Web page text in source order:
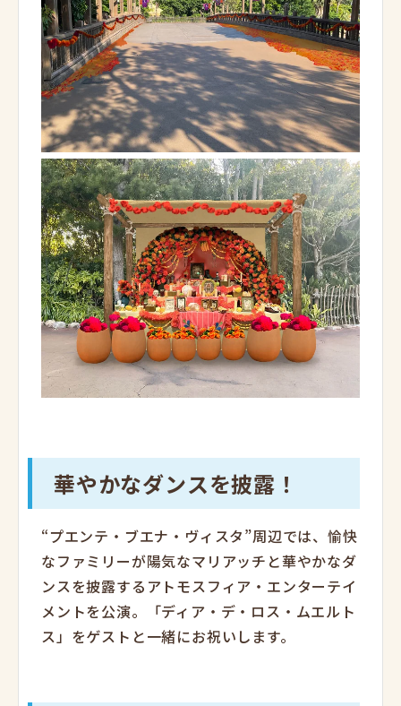
華やかなダンスを披露！
“プエンテ・ブエナ・ヴィスタ”周辺では、愉快
なファミリーが陽気なマリアッチと華やかなダ
ンスを披露するアトモスフィア・エンターテイ
メントを公演。「ディア・デ・ロス・ムエルト
ス」をゲストと一緒にお祝いします。